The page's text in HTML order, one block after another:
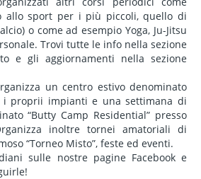
allo sport per i più piccoli, quello di
o come ad esempio Yoga, Ju-Jitsu
Trovi tutte le info nella sezione
e gli aggiornamenti nella sezione
un centro estivo denominato
i proprii impianti e una settimana di
“Butty Camp Residential” presso
inoltre tornei amatoriali di
“Torneo Misto”, feste ed eventi.
sulle nostre pagine Facebook e